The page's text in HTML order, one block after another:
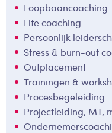
Loopbaancoaching
Life coaching
Persoonlijk
Stress & burn-out
Outplacement
Trainingen &
Procesbegeleiding
Projectleiding, MT,